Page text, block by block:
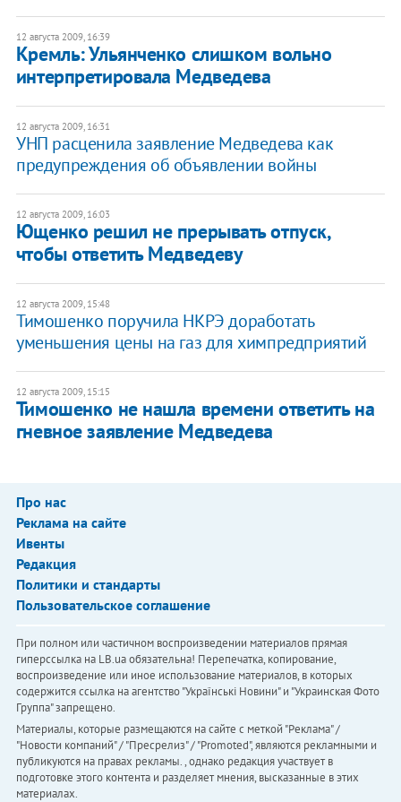
12 августа 2009, 16:39
Кремль: Ульянченко слишком вольно
интерпретировала Медведева
12 августа 2009, 16:31
УНП расценила заявление Медведева как
предупреждения об объявлении войны
12 августа 2009, 16:03
Ющенко решил не прерывать отпуск,
чтобы ответить Медведеву
12 августа 2009, 15:48
Тимошенко поручила НКРЭ доработать
уменьшения цены на газ для химпредприятий
12 августа 2009, 15:15
Тимошенко не нашла времени ответить на
гневное заявление Медведева
Про нас
Реклама на сайте
Ивенты
Редакция
Политики и стандарты
Пользовательское соглашение
При полном или частичном воспроизведении материалов прямая
гиперссылка на LB.ua обязательна! Перепечатка, копирование,
воспроизведение или иное использование материалов, в которых
содержится ссылка на агентство "Українськi Новини" и "Украинская Фото
Группа" запрещено.
Материалы, которые размещаются на сайте с меткой "Реклама" /
"Новости компаний" / "Пресрелиз" / "Promoted", являются рекламными и
публикуются на правах рекламы. , однако редакция участвует в
подготовке этого контента и разделяет мнения, высказанные в этих
материалах.